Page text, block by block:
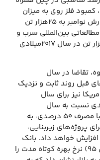
۲۰۱۶میلادی، کمبود فلز روی به میزان
۲۵۱ هزارتن بود که این میزان در گزارش نوامبر به ۲۵هزار تن
بین‌المللی سرب و
روی، کاهش عرضه به میزان ۲۴۸ هزار تن در سال ۲۰۱۷میلادی
تقاضا در سال
قبل روند ثابت و نزدیک
نیز برای سال
افزایش تقاضای ۱۱ درصدی نسبت به سال
۲۰۱۶میلادی پیش‌بینی شده و چین با مصرف ۵۰ درصدی، به
پروژه‌های زیربنایی،
در سال ۲۰۱۷میلادی افزایش خواهد داد. بانک
مرکزی چین شنبه ۴ فوریه (۱۶ بهمن ۹۵) نرخ بهره کوتاه مدت را